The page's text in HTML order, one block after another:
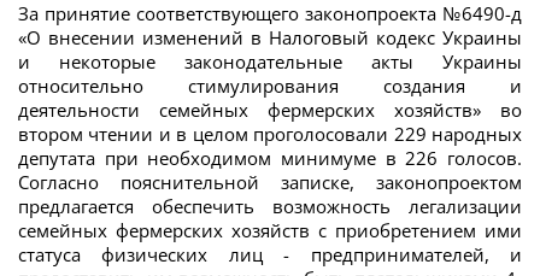
За принятие соответствующего законопроекта №6490-д
«О внесении изменений в Налоговый кодекс Украины
и некоторые законодательные акты Украины
относительно стимулирования создания и
деятельности семейных фермерских хозяйств» во
втором чтении и в целом проголосовали 229 народных
депутата при необходимом минимуме в 226 голосов.
Согласно пояснительной записке, законопроектом
предлагается обеспечить возможность легализации
семейных фермерских хозяйств с приобретением ими
статуса физических лиц - предпринимателей, и